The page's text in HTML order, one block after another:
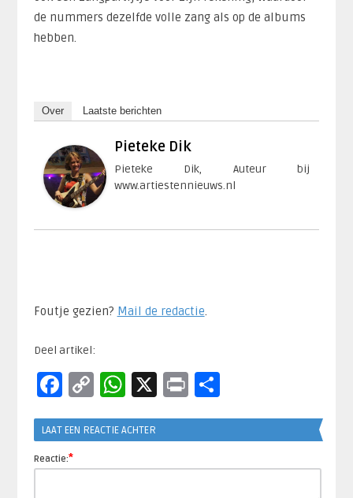
de nummers dezelfde volle zang als op de albums
hebben.
Over Laatste berichten
Pieteke Dik
Pieteke Dik, Auteur bij
www.artiestennieuws.nl
Foutje gezien? Mail de redactie
Deel artikel:
Facebook
CopyWhatsApp
X PrintDelen
LAAT EEN REACTIE ACHTER
Reactie:*